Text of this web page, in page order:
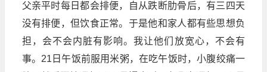
父亲平时每日都会排便，自从跌断肋骨后，有三四天
没有排便，但饮食正常。于是他和家人都有些思想负
担，会不会内脏有影响。我让他们放宽心，不会有
事。21日午饭前服用米粥，在吃午饭时，小腹绞痛一